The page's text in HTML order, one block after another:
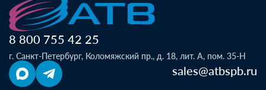
8 800 755 42 25
г. Санкт-Петербург, Коломяжский пр., д. 18, лит. А, пом. 35-Н
sales@atbspb.ru